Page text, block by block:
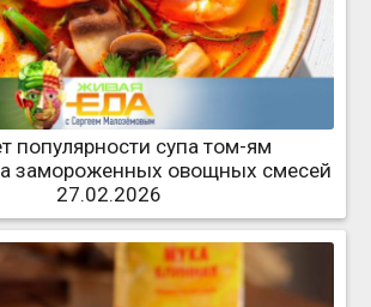
популярности супа том-ям
замороженных овощных смесей
27.02.2026